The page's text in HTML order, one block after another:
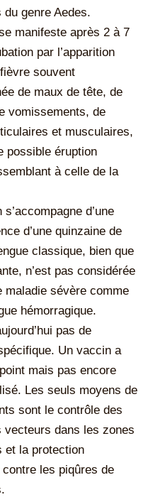
du genre Aedes.
manifeste après 2 à 7
par l’apparition
souvent
de maux de tête, de
vomissements, de
et musculaires,
possible éruption
à celle de la
d’une
d’une quinzaine de
classique, bien que
n’est pas considérée
maladie sévère comme
hémorragique.
pas de
Un vaccin a
mais pas encore
Les seuls moyens de
sont le contrôle des
vecteurs dans les zones
et la protection
les piqûres de